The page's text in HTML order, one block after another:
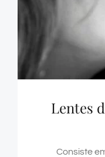
Lentes
Consiste